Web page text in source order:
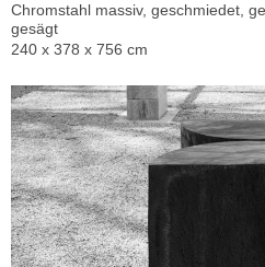
Chromstahl massiv, geschmiedet,
gesägt
240 x 378 x 756 cm